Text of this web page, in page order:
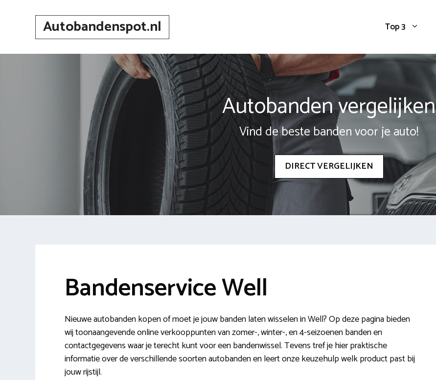
Autobandenspot.nl Top 3
Autobanden vergelijken
Vind de beste banden voor je auto!
DIRECT VERGELIJKEN
Bandenservice Well
Nieuwe autobanden kopen of moet je jouw banden laten wisselen in Well? Op deze pagina bieden
wij toonaangevende online verkooppunten van zomer-, winter-, en 4-seizoenen banden en
contactgegevens waar je terecht kunt voor een bandenwissel. Tevens tref je hier praktische
informatie over de verschillende soorten autobanden en leert onze keuzehulp welk product past bij
jouw rijstijl.